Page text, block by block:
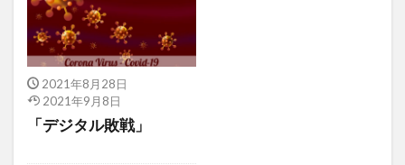
2021年8月28日
2021年9月8日
「デジタル敗戦」